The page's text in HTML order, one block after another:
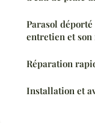
Parasol
entretien et
Réparation
Installation et